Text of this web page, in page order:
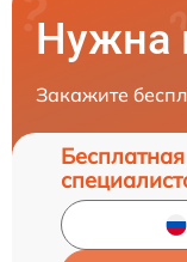
Нужна
Закажите